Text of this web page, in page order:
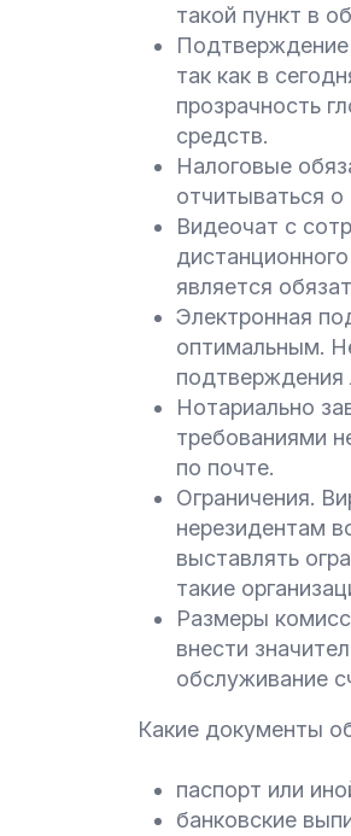
такой пункт в
так как в
прозрачность
средств.
Налоговые
отчитываться о
Видеочат с
является
Электронная
оптимальным.
подтверждения
Нотариально
требованиями
по почте.
Ограничения.
нерезидентам
выставлять
такие
Размеры
внести
обслуживание
Какие документы
паспорт или
банковские